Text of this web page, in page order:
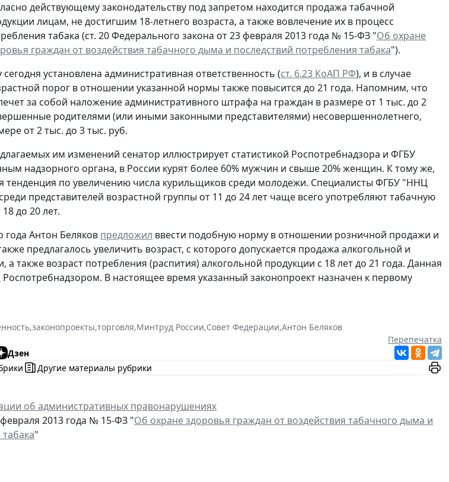
действующему законодательству под запретом находится продажа табачной
лицам, не достигшим 18-летнего возраста, а также вовлечение их в процесс
табака (ст. 20 Федерального закона от 23 февраля 2013 года № 15-ФЗ "Об охране
граждан от воздействия табачного дыма и последствий потребления табака").
установлена административная ответственность (ст. 6.23 КоАП РФ), и в случае
порог в отношении указанной нормы также повысится до 21 года. Напомним, что
за собой наложение административного штрафа на граждан в размере от 1 тыс. до 2
родителями (или иными законными представителями) несовершеннолетнего,
от 2 тыс. до 3 тыс. руб.
им изменений сенатор иллюстрирует статистикой Роспотребнадзора и ФГБУ
надзорного органа, в России курят более 60% мужчин и свыше 20% женщин. К тому же,
тенденция по увеличению числа курильщиков среди молодежи. Специалисты ФГБУ "ННЦ
представителей возрастной группы от 11 до 24 лет чаще всего употребляют табачную
до 20 лет.
года Антон Беляков предложил ввести подобную норму в отношении розничной продажи и
предлагалось увеличить возраст, с которого допускается продажа алкогольной и
также возраст потребления (распития) алкогольной продукции с 18 лет до 21 года. Данная
Роспотребнадзором. В настоящее время указанный законопроект назначен к первому
,законопроекты,торговля,Минтруд России,Совет Федерации,Антон Беляков
Перепечатка
Дзен
Другие материалы рубрики
об административных правонарушениях
2013 года № 15-ФЗ "Об охране здоровья граждан от воздействия табачного дыма и
"